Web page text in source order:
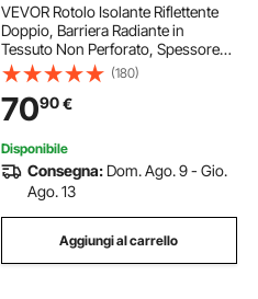
VEVOR Rotolo Isolante Riflettente
Doppio, Barriera Radiante in
Tessuto Non Perforato, Spessore
0,15 mm, 38,1 mx 1,22 m, Scudo
Riflettente del Calore in Alluminio
Bifacciale, per Tetti di Finestre
(180)
7090€
Disponibile
Consegna: Dom. Ago. 9 - Gio.
Ago. 13
Aggiungi al carrello